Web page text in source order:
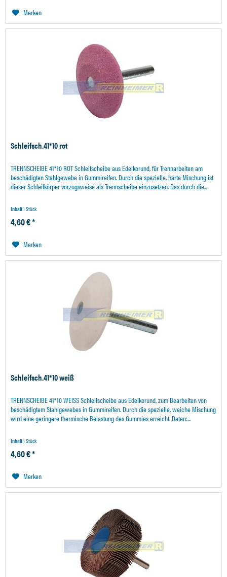
Merken
Schleifsch.41*10 rot
TRENNSCHEIBE 41*10 ROT Schleifscheibe aus Edelkorund, für Trennarbeiten am
beschädigten Stahlgewebe in Gummireifen. Durch die spezielle, harte Mischung ist
dieser Schleifkörper vorzugsweise als Trennscheibe einzusetzen. Das durch die...
Inhalt1 Stück
4,60 € *
Merken
Schleifsch.41*10 weiß
TRENNSCHEIBE 41*10 WEISS Schleifscheibe aus Edelkorund, zum Bearbeiten von
beschädigtem Stahlgewebes in Gummireifen. Durch die spezielle, weiche Mischung
wird eine geringere thermische Belastung des Gummies erreicht. Daten:...
Inhalt1 Stück
4,60 € *
Merken